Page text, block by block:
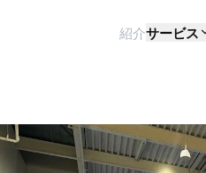
紹介サービス